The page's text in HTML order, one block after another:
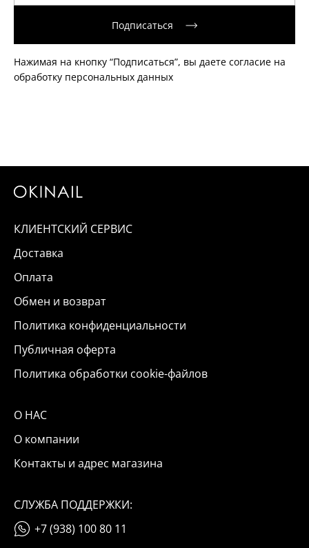
Подписаться
Нажимая на кнопку “Подписаться”, вы даете согласие на
обработку персональных данных
КЛИЕНТСКИЙ СЕРВИС
Доставка
Оплата
Обмен и возврат
Политика конфиденциальности
Публичная оферта
Политика обработки cookie-файлов
О НАС
О компании
Контакты и адрес магазина
СЛУЖБА ПОДДЕРЖКИ:
+7 (938) 100 80 11